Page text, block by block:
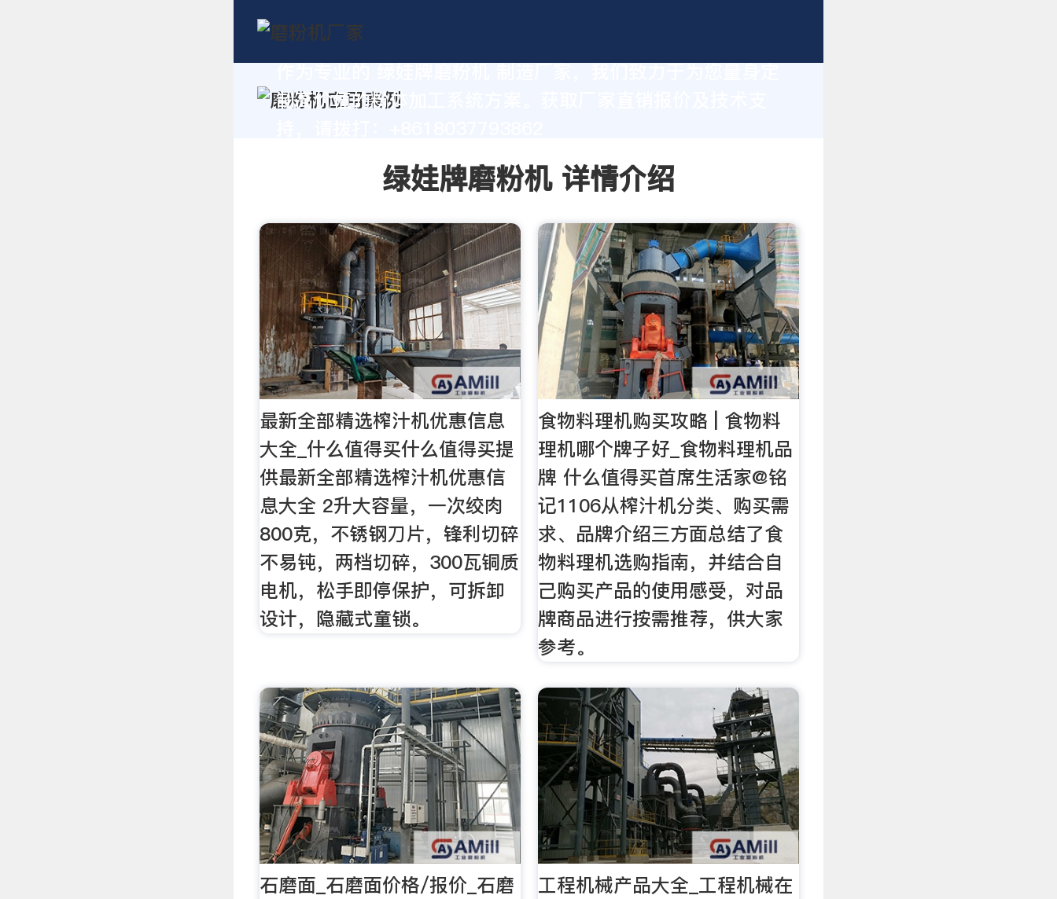
制高价值的粉体加工系统方案。获取厂家直销报价及技术支
绿娃牌磨粉机 详情介绍
最新全部精选榨汁机优惠信息
大全_什么值得买什么值得买提
供最新全部精选榨汁机优惠信
息大全 2升大容量，一次绞肉
800克，不锈钢刀片，锋利切碎
不易钝，两档切碎，300瓦铜质
电机，松手即停保护，可拆卸
设计，隐藏式童锁。
食物料理机购买攻略 | 食物料
理机哪个牌子好_食物料理机品
牌 什么值得买首席生活家@铭
记1106从榨汁机分类、购买需
求、品牌介绍三方面总结了食
物料理机选购指南，并结合自
己购买产品的使用感受，对品
牌商品进行按需推荐，供大家
参考。
石磨面_石磨面价格/报价_石磨
工程机械产品大全_工程机械在